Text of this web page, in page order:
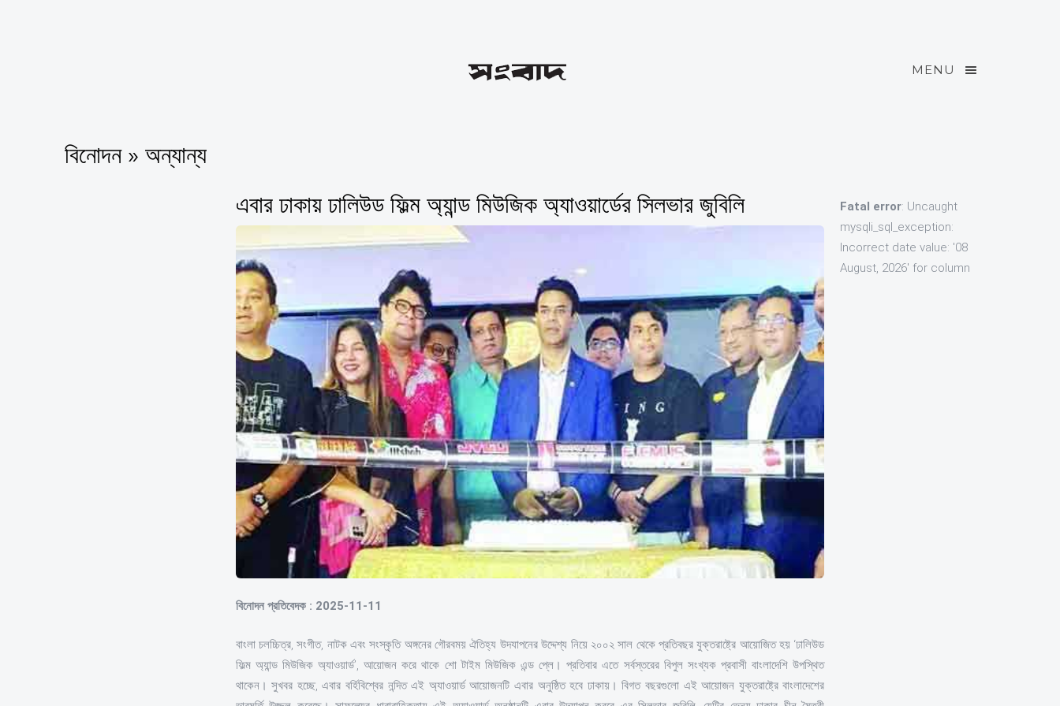
MENU
বিনোদন » অন্যান্য
এবার ঢাকায় ঢালিউড ফিল্ম অ্যান্ড মিউজিক অ্যাওয়ার্ডের সিলভার জুবিলি
বিনোদন প্রতিবেদক : 2025-11-11
বাংলা চলচ্চিত্র, সংগীত, নাটক এবং সংস্কৃতি অঙ্গনের গৌরবময় ঐতিহ্য উদযাপনের উদ্দেশ্য নিয়ে ২০০২ সাল থেকে প্রতিবছর যুক্তরাষ্ট্রে আয়োজিত হয় ‘ঢালিউড
ফিল্ম অ্যান্ড মিউজিক অ্যাওয়ার্ড’, আয়োজন করে থাকে শো টাইম মিউজিক এন্ড প্লে। প্রতিবার এতে সর্বস্তরের বিপুল সংখ্যক প্রবাসী বাংলাদেশি উপস্থিত
থাকেন। সুখবর হচ্ছে, এবার বর্হিবিশ্বের নন্দিত এই অ্যাওয়ার্ড আয়োজনটি এবার অনুষ্ঠিত হবে ঢাকায়। বিগত বছরগুলো এই আয়োজন যুক্তরাষ্ট্রে বাংলাদেশের
Fatal error: Uncaught
mysqli_sql_exception:
Incorrect date value: '08
August, 2026' for column